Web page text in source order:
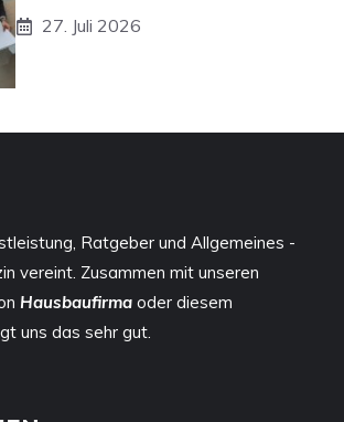
27. Juli 2026
Ratgeber und Allgemeines -
vereint. Zusammen mit unseren
Hausbaufirma oder diesem
uns das sehr gut.